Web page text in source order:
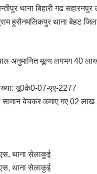
थाना बिहारी गढ सहारनपुर
हुसैनमलिकपुर थाना बेहट
अनुमानित मूल्य लगभग 40
यू0के0-07-एए-2277
बेचकर कमाए गए 02 लाख
थाना सेलाकुई
थाना सेलाकुई